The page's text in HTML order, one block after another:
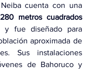
cuenta con una
metros cuadrados
y fue diseñado para
aproximada de
Sus instalaciones
de Bahoruco y